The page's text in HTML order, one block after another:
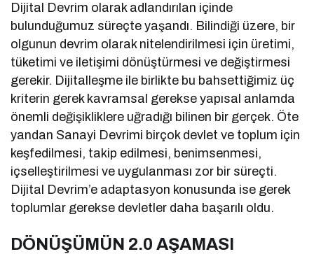
Dijital Devrim olarak adlandırılan içinde
bulunduğumuz süreçte yaşandı. Bilindiği üzere, bir
olgunun devrim olarak nitelendirilmesi için üretimi,
tüketimi ve iletişimi dönüştürmesi ve değiştirmesi
gerekir. Dijitalleşme ile birlikte bu bahsettiğimiz üç
kriterin gerek kavramsal gerekse yapısal anlamda
önemli değişikliklere uğradığı bilinen bir gerçek. Öte
yandan Sanayi Devrimi birçok devlet ve toplum için
keşfedilmesi, takip edilmesi, benimsenmesi,
içselleştirilmesi ve uygulanması zor bir süreçti.
Dijital Devrim’e adaptasyon konusunda ise gerek
toplumlar gerekse devletler daha başarılı oldu.
DÖNÜŞÜMÜN 2.0 AŞAMASI